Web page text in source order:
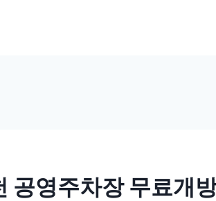
공영주차장 무료개